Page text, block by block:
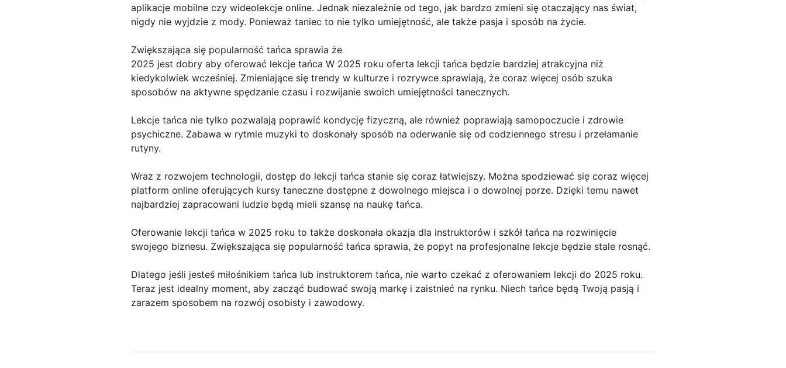
aplikacje mobilne czy wideolekcje online. Jednak niezależnie od tego, jak bardzo zmieni się otaczający nas świat,
nigdy nie wyjdzie z mody. Ponieważ taniec to nie tylko umiejętność, ale także pasja i sposób na życie.
Zwiększająca się popularność tańca sprawia że
2025 jest dobry aby oferować lekcje tańca W 2025 roku oferta lekcji tańca będzie bardziej atrakcyjna niż
kiedykolwiek wcześniej. Zmieniające się trendy w kulturze i rozrywce sprawiają, że coraz więcej osób szuka
sposobów na aktywne spędzanie czasu i rozwijanie swoich umiejętności tanecznych.
Lekcje tańca nie tylko pozwalają poprawić kondycję fizyczną, ale również poprawiają samopoczucie i zdrowie
psychiczne. Zabawa w rytmie muzyki to doskonały sposób na oderwanie się od codziennego stresu i przełamanie
rutyny.
Wraz z rozwojem technologii, dostęp do lekcji tańca stanie się coraz łatwiejszy. Można spodziewać się coraz więcej
platform online oferujących kursy taneczne dostępne z dowolnego miejsca i o dowolnej porze. Dzięki temu nawet
najbardziej zapracowani ludzie będą mieli szansę na naukę tańca.
Oferowanie lekcji tańca w 2025 roku to także doskonała okazja dla instruktorów i szkół tańca na rozwinięcie
swojego biznesu. Zwiększająca się popularność tańca sprawia, że popyt na profesjonalne lekcje będzie stale rosnąć.
Dlatego jeśli jesteś miłośnikiem tańca lub instruktorem tańca, nie warto czekać z oferowaniem lekcji do 2025 roku.
Teraz jest idealny moment, aby zacząć budować swoją markę i zaistnieć na rynku. Niech tańce będą Twoją pasją i
zarazem sposobem na rozwój osobisty i zawodowy.